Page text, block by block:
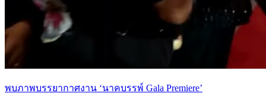
พบภาพบรรยากาศงาน ‘นาคบรรพ์ Gala Premiere’